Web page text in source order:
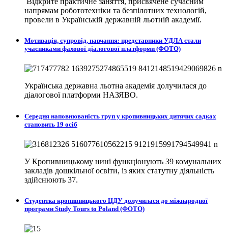
напрямам робототехніки та безпілотних технологій,
провели в Українській державній льотній академії.
Мотивація, супровід, навчання: представники УДЛА стали
учасниками фахової діалогової платформи (ФОТО)
Українська державна льотна академія долучилася до
діалогової платформи НАЗЯВО.
Середня наповнюваність груп у кропивницьких дитячих садках
становить 19 осіб
У Кропивницькому нині функціонують 39 комунальних
закладів дошкільної освіти, із яких статутну діяльність
здійснюють 37.
Студентка кропивницького ЦДУ долучилася до міжнародної
програми Study Tours to Poland (ФОТО)